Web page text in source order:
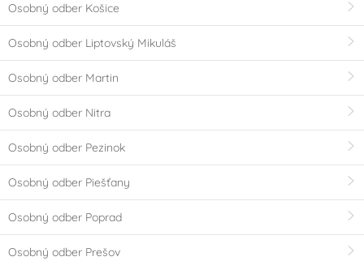
Osobný odber Košice
Osobný odber Liptovský Mikuláš
Osobný odber Martin
Osobný odber Nitra
Osobný odber Pezinok
Osobný odber Piešťany
Osobný odber Poprad
Osobný odber Prešov